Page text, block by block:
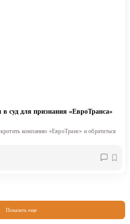
в суд для признания «ЕвроТранса»
компанию «ЕвроТранс» и обратиться
Показать еще